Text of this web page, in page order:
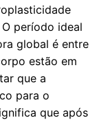
período ideal
global é entre
estão em
que a
para o
que após